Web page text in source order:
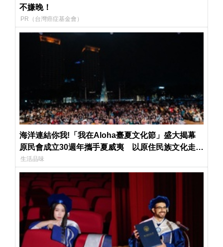
不嫌晚！
PR（台灣癌症基金會）
海洋連結你我!「我在Aloha臺夏文化節」盛大揭幕
原民會成立30週年攜手夏威夷 以原住民族文化走向
世界
生活品味